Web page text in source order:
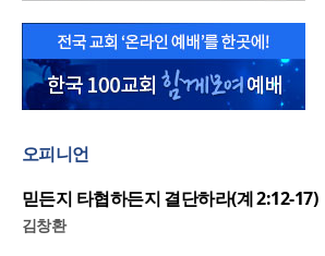
오피니언
믿든지 타협하든지 결단하라(계 2:12-17)
김창환